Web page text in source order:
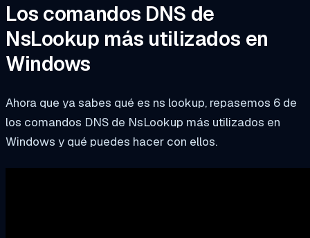
Los comandos DNS de
NsLookup más utilizados en
Windows
Ahora que ya sabes qué es ns lookup, repasemos 6 de
los comandos DNS de NsLookup más utilizados en
Windows y qué puedes hacer con ellos.